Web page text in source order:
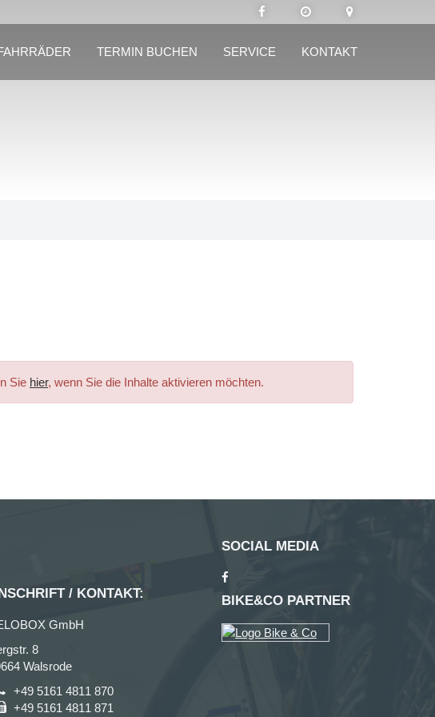
TERMIN BUCHEN SERVICE KONTAKT
Sie hier, wenn Sie die Inhalte aktivieren möchten.
/ KONTAKT:
GmbH
8
Walsrode
+49 5161 4811 870
+49 5161 4811 871
SOCIAL MEDIA
BIKE&CO PARTNER